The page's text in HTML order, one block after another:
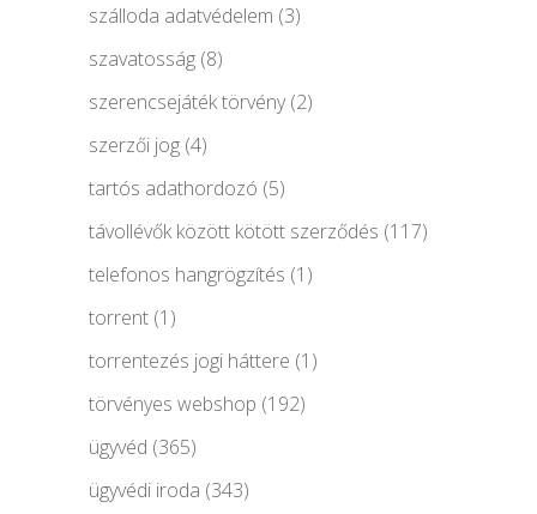
szálloda adatvédelem (3)
szavatosság (8)
szerencsejáték törvény(2)
szerzői jog (4)
tartós adathordozó (5)
távollévők között kötött szerződés (117)
telefonos hangrögzítés (1)
torrent (1)
torrentezés jogi háttere (1)
törvényes webshop (192)
ügyvéd (365)
ügyvédi iroda (343)